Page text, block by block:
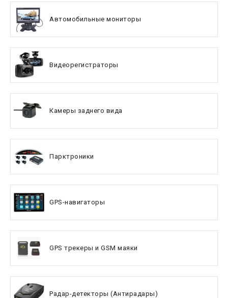
Автомобильные мониторы
Видеорегистраторы
Камеры заднего вида
Парктроники
GPS-навигаторы
GPS трекеры и GSM маяки
Радар-детекторы (Антирадары)